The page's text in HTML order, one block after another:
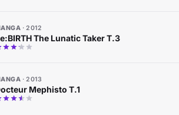
2012
The Lunatic Taker T.3
2013
Mephisto T.1